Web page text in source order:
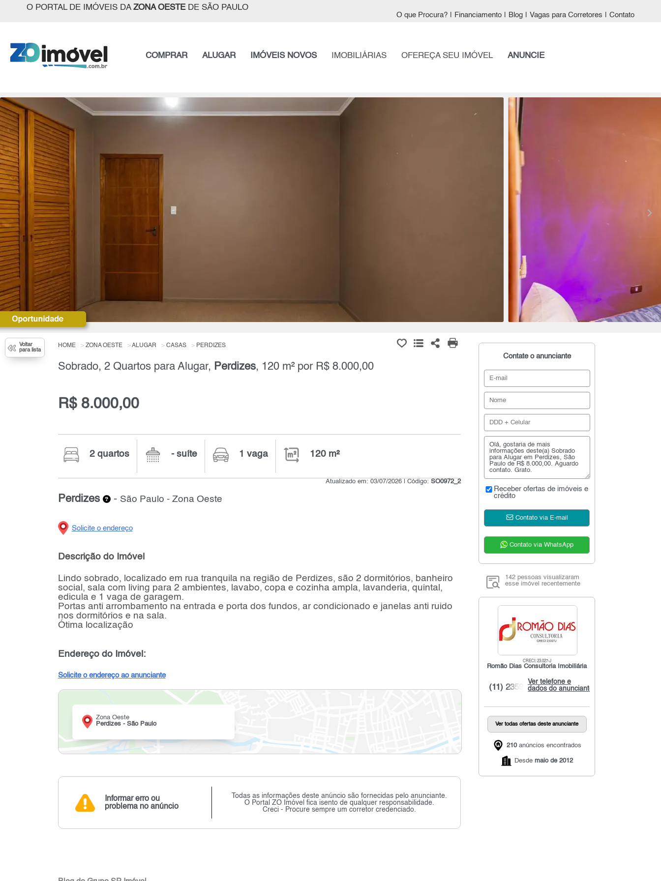
O PORTAL DE IMÓVEIS DA ZONA OESTEDE SÃO PAULO
O que Procura? Financiamento Blog Vagas para Corretores Contato
COMPRAR ALUGAR IMÓVEIS NOVOS IMOBILIÁRIAS OFEREÇA SEU IMÓVEL ANUNCIE
Voltar
para lista
HOME ZONA OESTE ALUGAR CASAS PERDIZES
Sobrado, 2 Quartos para Alugar, Perdizes, 120 m² por R$ 8.000,00
R$ 8.000,00
2 quartos - suíte 1 vaga 120 m²
Atualizado em: 03/07/2026 | Código:SO0972_2
Perdizes - São Paulo - Zona Oeste
Solicite o endereço
Descrição do Imóvel
Lindo sobrado, localizado em rua tranquila na região de Perdizes, são 2 dormitórios, banheiro
social, sala com living para 2 ambientes, lavabo, copa e cozinha ampla, lavanderia, quintal,
edicula e 1 vaga de garagem.
Portas anti arrombamento na entrada e porta dos fundos, ar condicionado e janelas anti ruido
nos dormitórios e na sala.
Ótima localização
Endereço do Imóvel:
Solicite o endereço ao anunciante
Zona Oeste
Perdizes - São Paulo
Informar erro ou
problema no anúncio
Todas as informações deste anúncio são fornecidas pelo anunciante.
O Portal ZO Imóvel fica isento de qualquer responsabilidade.
Creci - Procure sempre um corretor credenciado.
Contate o anunciante
Receber ofertas de imóveis e
crédito
Contato via E-mail
Contato via WhatsApp
142 pessoas visualizaram
esse imóvel recentemente
CRECI: 23.027-J
Romão Dias Consultoria Imobiliária
Ver telefone e
dados do anunciante
(11) 2359...
Ver todas ofertas deste anunciante
210anúncios encontrados
Desde maio de 2012